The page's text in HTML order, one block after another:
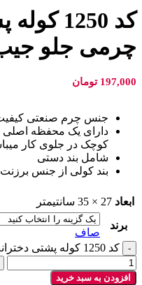
کد 1250
چرمی جلو
197,000 تومان
جنس چرم صنعتی
دارای یک محفظه اصلی
کوچک در جلوی کار
شامل بند دستی
بند کولی از جنس
ابعاد 27 × 35 سانتیمتر
برند
صاف
کد 1250 کوله پشتی دخترانه چرمی جلو جیب عدد
افزودن به سبد خرید